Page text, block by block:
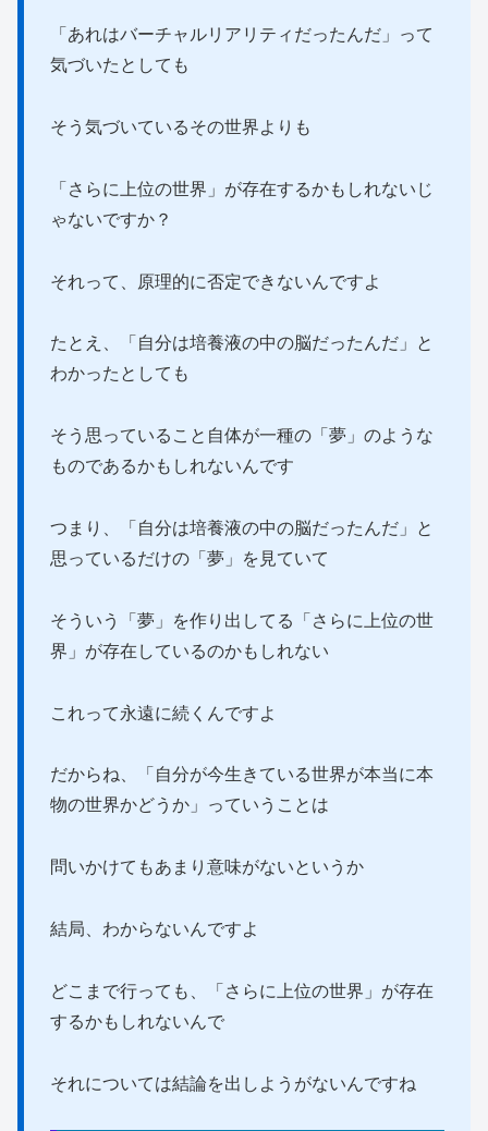
「あれはバーチャルリアリティだったんだ」って
気づいたとしても
そう気づいているその世界よりも
「さらに上位の世界」が存在するかもしれないじ
ゃないですか？
それって、原理的に否定できないんですよ
たとえ、「自分は培養液の中の脳だったんだ」と
わかったとしても
そう思っていること自体が一種の「夢」のような
ものであるかもしれないんです
つまり、「自分は培養液の中の脳だったんだ」と
思っているだけの「夢」を見ていて
そういう「夢」を作り出してる「さらに上位の世
界」が存在しているのかもしれない
これって永遠に続くんですよ
だからね、「自分が今生きている世界が本当に本
物の世界かどうか」っていうことは
問いかけてもあまり意味がないというか
結局、わからないんですよ
どこまで行っても、「さらに上位の世界」が存在
するかもしれないんで
それについては結論を出しようがないんですね